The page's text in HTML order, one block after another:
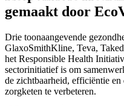
gemaakt door
Drie toonaangevende
GlaxoSmithKline, Teva,
het Responsible Health
sectorinitiatief is om
de zichtbaarheid, efficiëntie
zorgketen te verbeteren.